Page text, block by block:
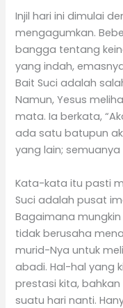
Injil hari ini dimulai
mengagumkan.
bangga tentang
yang indah,
Bait Suci adalah
Namun, Yesus
mata. Ia berkata,
ada satu batupun
yang lain; semuanya
Kata-kata itu pasti
Suci adalah pusat
Bagaimana
tidak berusaha
murid-Nya untuk
abadi. Hal-hal yang
prestasi kita,
suatu hari nanti.